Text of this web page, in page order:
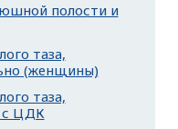
полости и
таза,
(женщины)
таза,
с ЦДК